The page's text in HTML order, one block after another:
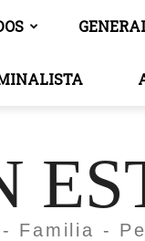
Familia -